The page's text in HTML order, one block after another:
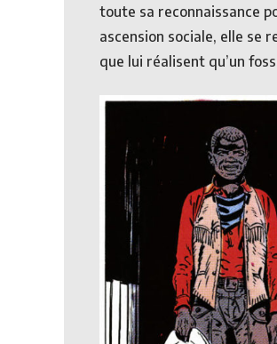
toute sa reconnaissance
ascension sociale, elle se
que lui réalisent qu’un